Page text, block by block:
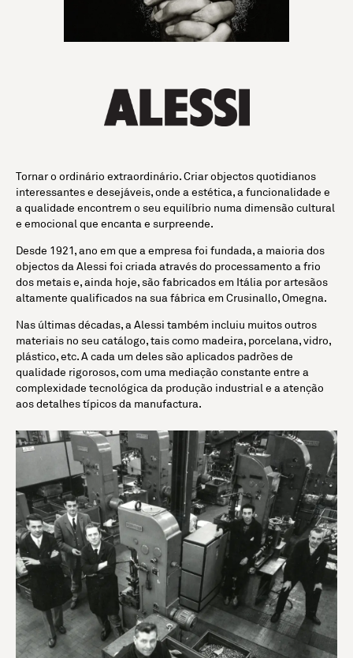
Tornar o ordinário extraordinário. Criar objectos quotidianos
interessantes e desejáveis, onde a estética, a funcionalidade e
a qualidade encontrem o seu equilíbrio numa dimensão cultural
e emocional que encanta e surpreende.
Desde 1921, ano em que a empresa foi fundada, a maioria dos
objectos da Alessi foi criada através do processamento a frio
dos metais e, ainda hoje, são fabricados em Itália por artesãos
altamente qualificados na sua fábrica em Crusinallo, Omegna.
Nas últimas décadas, a Alessi também incluiu muitos outros
materiais no seu catálogo, tais como madeira, porcelana, vidro,
plástico, etc. A cada um deles são aplicados padrões de
qualidade rigorosos, com uma mediação constante entre a
complexidade tecnológica da produção industrial e a atenção
aos detalhes típicos da manufactura.